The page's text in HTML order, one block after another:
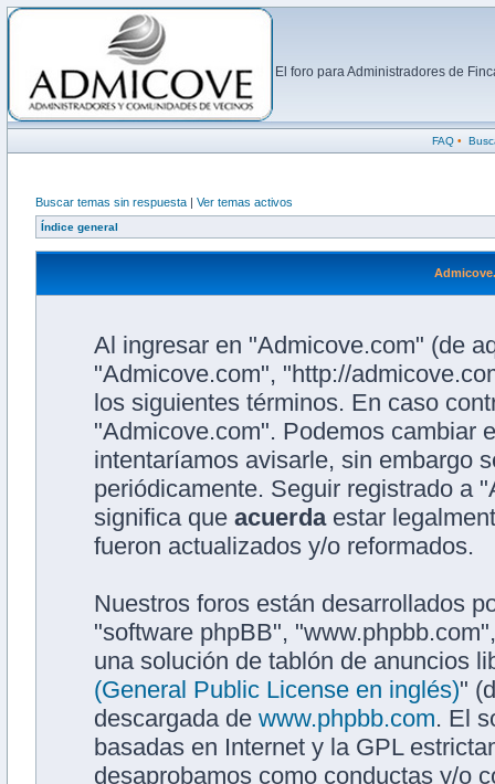
El foro para Administradores de
FAQ•
Buscar temas sin respuesta | Ver temas activos
Índice general
Al ingresar en "Admicove.com" (de
"Admicove.com", "http://
los siguientes términos. En caso
"Admicove.com". Podemos cambiar
intentaríamos avisarle, sin embargo
periódicamente. Seguir registrado a
significa que acuerdaestar
fueron actualizados y/o reformados.
Nuestros foros están desarrollados
"software phpBB",
una solución de tablón de anuncios
(General Public License en inglés)"
descargada de www.phpbb.com. El
basadas en Internet y la GPL
desaprobamos como conductas y/o